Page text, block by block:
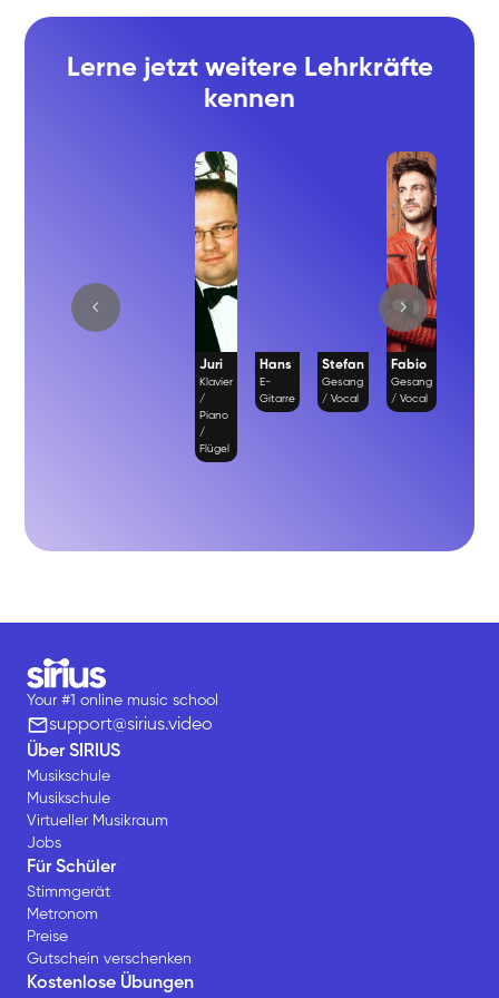
Lerne jetzt weitere Lehrkräfte
kennen
Juri
Klavier
/
Piano
/
Flügel
Hans
E-
Gitarre
Stefan
Gesang
/ Vocal
Fabio
Gesang
/ Vocal
Your #1 online music school
support@sirius.video
Über SIRIUS
Musikschule
Musikschule
Virtueller Musikraum
Jobs
Für Schüler
Stimmgerät
Metronom
Preise
Gutschein verschenken
Kostenlose Übungen